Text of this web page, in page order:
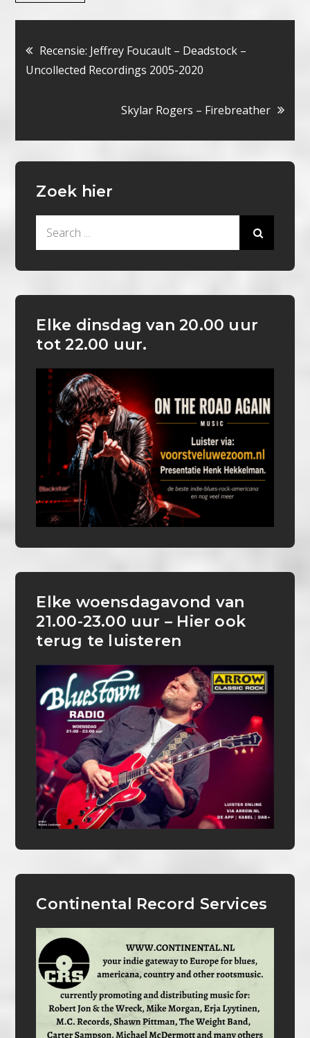
Bericht
navigatie
Recensie: Jeffrey Foucault – Deadstock –
Uncollected Recordings 2005-2020
Skylar Rogers – Firebreather
Zoek hier
Elke dinsdag van 20.00 uur
tot 22.00 uur.
Elke woensdagavond van
21.00-23.00 uur – Hier ook
terug te luisteren
Continental Record Services